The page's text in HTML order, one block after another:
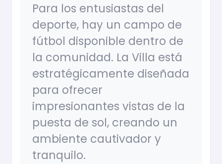
Para los entusiastas del
deporte, hay un campo de
fútbol disponible dentro de
la comunidad. La Villa está
estratégicamente diseñada
para ofrecer
impresionantes vistas de la
puesta de sol, creando un
ambiente cautivador y
tranquilo.